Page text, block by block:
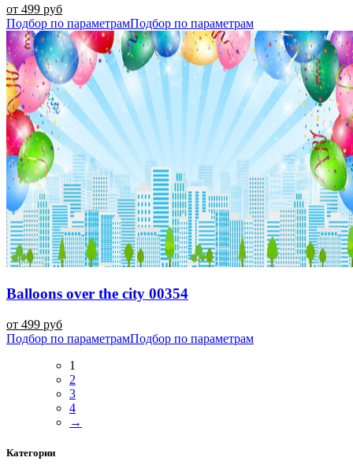
от 499 руб
Подбор по параметрамПодбор по параметрам
Balloons over the city 00354
от 499 руб
Подбор по параметрамПодбор по параметрам
1
2
3
4
→
Категории